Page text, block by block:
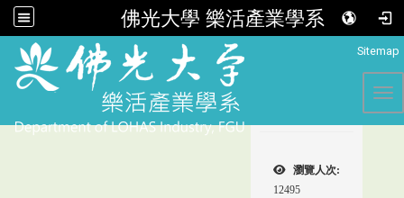
佛光大學 樂活產業學系
Sitemap
瀏覽人次:
12495